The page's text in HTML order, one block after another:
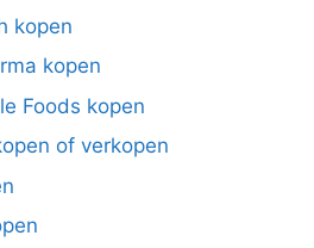
kopen
kopen
Foods kopen
of verkopen